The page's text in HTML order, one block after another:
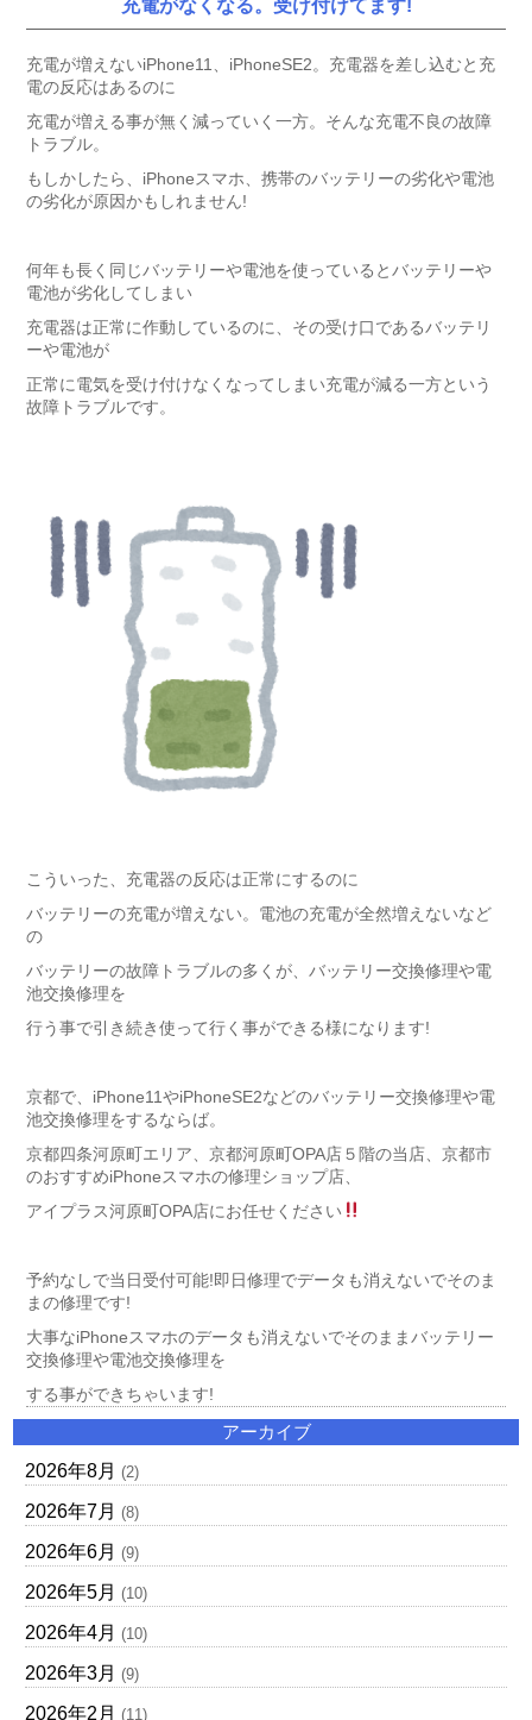
充電がなくなる。受け付けてます!
充電が増えないiPhone11、iPhoneSE2。充電器を差し込むと充
電の反応はあるのに
充電が増える事が無く減っていく一方。そんな充電不良の故障
トラブル。
もしかしたら、iPhoneスマホ、携帯のバッテリーの劣化や電池
の劣化が原因かもしれません!
何年も長く同じバッテリーや電池を使っているとバッテリーや
電池が劣化してしまい
充電器は正常に作動しているのに、その受け口であるバッテリ
ーや電池が
正常に電気を受け付けなくなってしまい充電が減る一方という
故障トラブルです。
こういった、充電器の反応は正常にするのに
バッテリーの充電が増えない。電池の充電が全然増えないなど
の
バッテリーの故障トラブルの多くが、バッテリー交換修理や電
池交換修理を
行う事で引き続き使って行く事ができる様になります!
京都で、iPhone11やiPhoneSE2などのバッテリー交換修理や電
池交換修理をするならば。
京都四条河原町エリア、京都河原町OPA店５階の当店、京都市
のおすすめiPhoneスマホの修理ショップ店、
アイプラス河原町OPA店にお任せください
予約なしで当日受付可能!即日修理でデータも消えないでそのま
まの修理です!
大事なiPhoneスマホのデータも消えないでそのままバッテリー
交換修理や電池交換修理を
する事ができちゃいます!
アーカイブ
2026年8月 (2)
2026年7月 (8)
2026年6月 (9)
2026年5月 (10)
2026年4月 (10)
2026年3月 (9)
2026年2月 (11)